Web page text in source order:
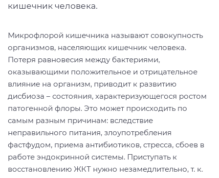
кишечник человека.
Микрофлорой кишечника называют совокупность
организмов, населяющих кишечник человека.
Потеря равновесия между бактериями,
оказывающими положительное и отрицательное
влияние на организм, приводит к развитию
дисбиоза – состояния, характеризующегося ростом
патогенной флоры. Это может происходить по
самым разным причинам: вследствие
неправильного питания, злоупотребления
фастфудом, приема антибиотиков, стресса, сбоев в
работе эндокринной системы. Приступать к
восстановлению ЖКТ нужно незамедлительно, т. к.